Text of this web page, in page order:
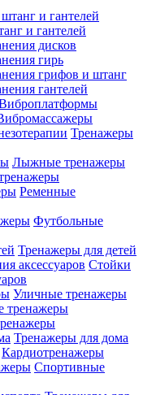
и гантелей
дисков
гирь
грифов и штанг
гантелей
Тренажеры
Лыжные тренажеры
Ременные
Футбольные
Тренажеры для детей
Стойки
Уличные тренажеры
Тренажеры для дома
Кардиотренажеры
Спортивные